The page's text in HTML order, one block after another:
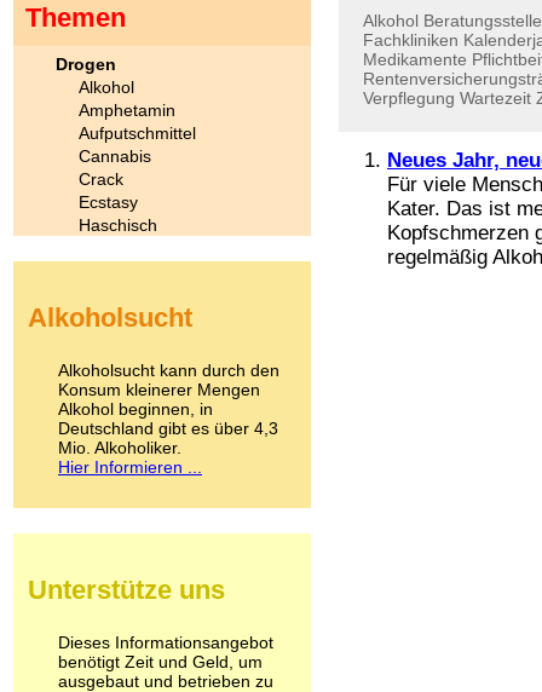
Alkohol
Fachkliniken
Medikamente
Verpflegung Wartezeit
Neues Jahr,
Für viele
Kater. Das ist
Kopfschmerzen
regelmäßig
Themen
Drogen
Alkohol
Amphetamin
Aufputschmittel
Cannabis
Crack
Ecstasy
Haschisch
Kokain
LSD
Marihuana
Medikamente
Meskalin
Metamphetamin
Methadon
Pilze
Psychopharmaka
Schlafmittel
Schmerzmittel
Alkoholsucht
Alkoholsucht kann durch den
Konsum kleinerer Mengen
Alkohol beginnen, in
Deutschland gibt es über 4,3
Mio. Alkoholiker.
Hier Informieren ...
Unterstütze uns
Dieses Informationsangebot
benötigt Zeit und Geld, um
ausgebaut und betrieben zu